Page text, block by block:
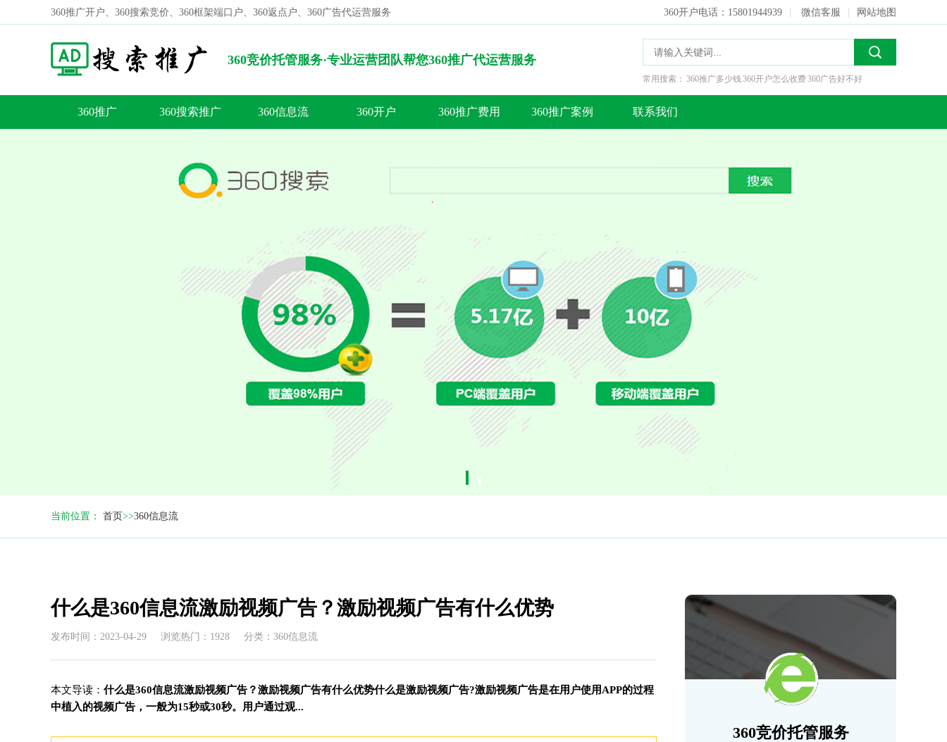
360推广开户、360搜索竞价、360框架端口户、360返点户、360广告代运营服务 360开户电话：15801944939 微信客服 网站地图
360竞价托管服务·专业运营团队帮您360推广代运营服务
搜索
常用搜索： 360推广多少钱360开户怎么收费360广告好不好
360推广 360搜索推广 360信息流 360开户 360推广费用 360推广案例 联系我们
当前位置： 首页>>360信息流
有什么优势
360竞价托管服务
什么是360信息流激励视频广告？激励视频广告有什么优势
发布时间：2023-04-29 浏览热门：1928 分类：360信息流
本文导读： 什么是360信息流激励视频广告？激励视频广告有什么优势什么是激励视频广告?激励视频广告是在用户使用APP的过程
中植入的视频广告，一般为15秒或30秒。用户通过观...